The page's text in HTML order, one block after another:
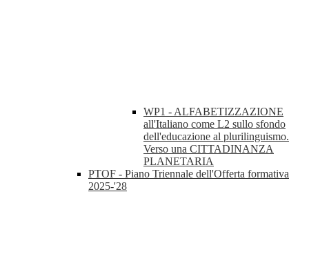
WP1 - ALFABETIZZAZIONE
all'Italiano come L2 sullo sfondo
dell'educazione al plurilinguismo.
Verso una CITTADINANZA
PLANETARIA
PTOF - Piano Triennale dell'Offerta formativa
2025-'28